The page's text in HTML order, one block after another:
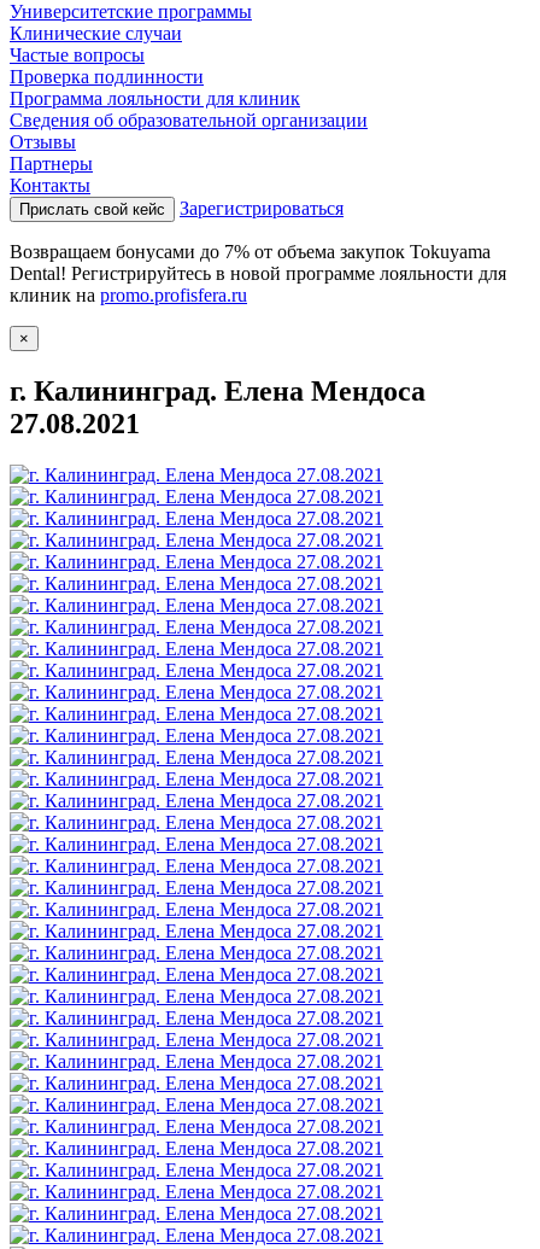
Университетские программы
Клинические случаи
Частые вопросы
Проверка подлинности
Программа лояльности для клиник
Сведения об образовательной организации
Отзывы
Партнеры
Контакты
Прислать свой кейс Зарегистрироваться
Возвращаем бонусами до 7% от объема закупок Tokuyama
Dental! Регистрируйтесь в новой программе лояльности для
клиник на promo.profisfera.ru
×
г. Калининград. Елена Мендоса
27.08.2021